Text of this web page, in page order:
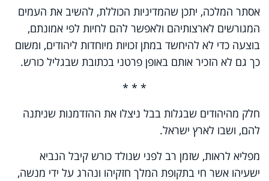
אסתר המלכה, יתכן שהמדיניות הכוללת, להשיב את העמים
המגורשים לארצותיהם ולאפשר להם ‏לחיות לפי אמונתם,
בוצעה כדי לא להיחשד במתן זכויות מיוחדות ליהודים, ומשום
כך גם לא הזכיר אותם באופן פרטני בכתובת שבגליל כורש.
* * *
חלק מהיהודים שבגלות בבל ניצלו את ההזדמנות שניתנה
להם, ושבו לארץ ישראל.
מפליא לראות, שזמן רב לפני שנולד כורש קיבל הנביא
ישעיהו אשר חי בתקופת המלך חזקיהו ונהרג על ידי מנשה,